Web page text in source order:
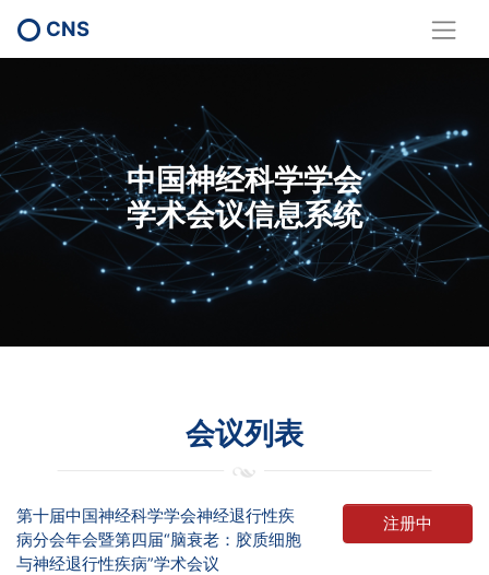
CNS
中国神经科学学会
学术会议信息系统
会议列表
第十届中国神经科学学会神经退行性疾
病分会年会暨第四届“脑衰老：胶质细胞
与神经退行性疾病”学术会议
注册中